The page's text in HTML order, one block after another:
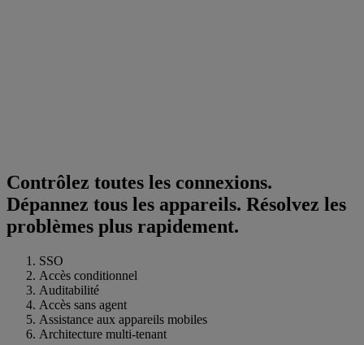
Contrôlez toutes les connexions.
Dépannez tous les appareils. Résolvez les
problèmes plus rapidement.
SSO
Accès conditionnel
Auditabilité
Accès sans agent
Assistance aux appareils mobiles
Architecture multi-tenant